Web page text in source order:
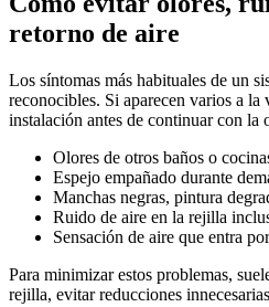
retorno de aire
Los síntomas más habituales de un
reconocibles. Si aparecen varios a la
instalación antes de continuar con la
Olores de otros baños o
Espejo empañado durante
Manchas negras, pintura
Ruido de aire en la rejilla
Sensación de aire que entra
Para minimizar estos problemas,
rejilla, evitar reducciones